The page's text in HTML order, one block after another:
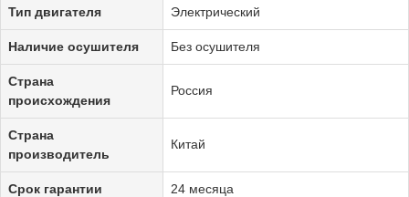
Тип двигателя Электрический
Наличие осушителя Без осушителя
Страна
происхождения
Россия
Страна
производитель
Китай
Срок гарантии 24 месяца